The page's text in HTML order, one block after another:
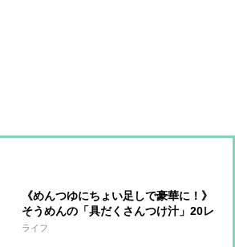
《めんつゆにちょい足しで豪華に！》
そうめんの「具だくさんつけ汁」20レ
シピ！和洋、エスニックとバリエいろ
ライフ